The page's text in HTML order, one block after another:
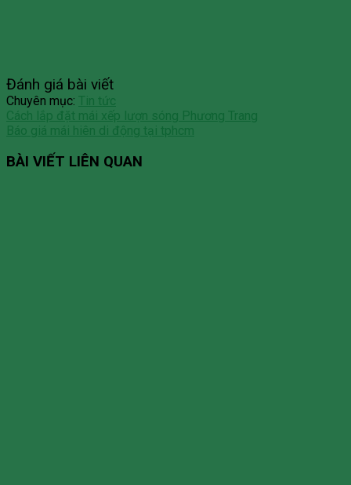
Đánh giá bài viết
Chuyên mục: Tin tức
Cách lắp đặt mái xếp lượn sóng Phương Trang
Báo giá mái hiên di động tại tphcm
BÀI VIẾT LIÊN QUAN